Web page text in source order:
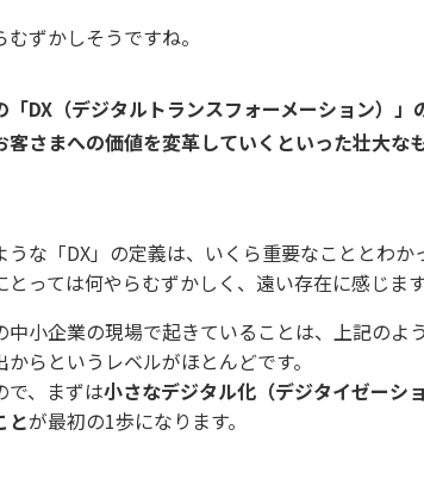
むずかしそうですね。
「DX（デジタルトランスフォーメーション）」
客さまへの価値を変革していくといった壮大な
うな「DX」の定義は、いくら重要なこととわか
とっては何やらむずかしく、遠い存在に感じます
中小企業の現場で起きていることは、上記のよ
からというレベルがほとんどです。
で、まずは小さなデジタル化（デジタイゼーシ
とが最初の1歩になります。